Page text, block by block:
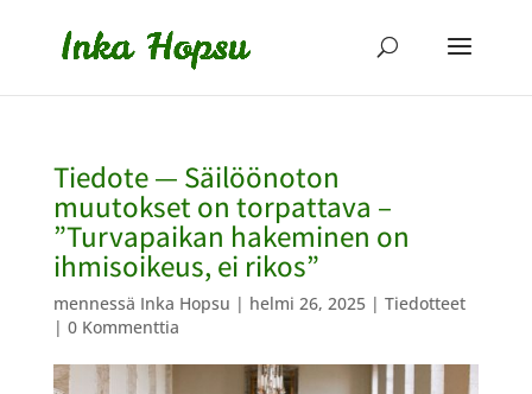
Tiedote — Säilöönoton
muutokset on torpattava –
”Turvapaikan hakeminen on
ihmisoikeus, ei rikos”
mennessä Inka Hopsu | helmi 26, 2025| Tiedotteet
| 0 Kommenttia